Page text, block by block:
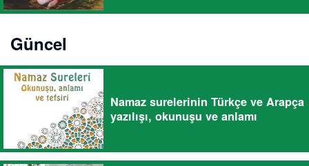
Güncel
Namaz surelerinin Türkçe ve Arapça
yazılışı, okunuşu ve anlamı